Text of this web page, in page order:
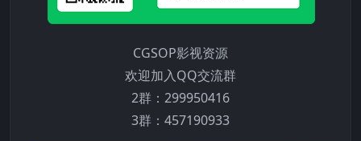
CGSOP影视资源
欢迎加入QQ交流群
2群：299950416
3群：457190933